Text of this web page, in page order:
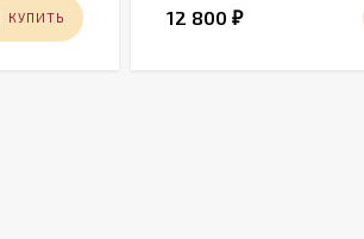
КУПИТЬ 12 800 ₽